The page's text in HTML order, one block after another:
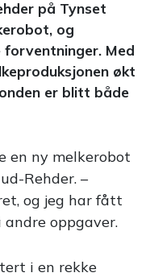
på Tynset
og
Med
økt
er blitt både
en ny melkerobot
Rehder. –
og jeg har fått
oppgaver.
i en rekke